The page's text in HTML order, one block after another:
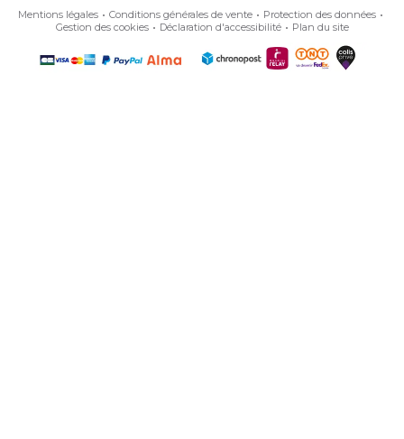
Mentions légales Conditions générales de vente
Protection des données
Gestion des cookies
Déclaration d'accessibilité Plan du site